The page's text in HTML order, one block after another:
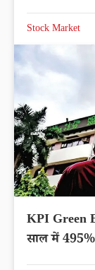
Stock Market
KPI Green
साल में 495%